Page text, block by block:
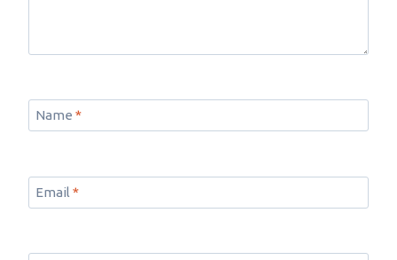
Name *
Email *